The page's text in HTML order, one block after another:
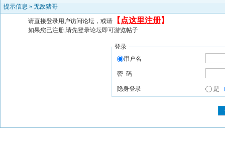
提示信息 » 无敌猪哥
请直接登录用户访问论坛，或请 【 点这里注册】
如果您已注册,请先登录论坛即可游览帖子
登录
用户名
密 码
隐身登录 是